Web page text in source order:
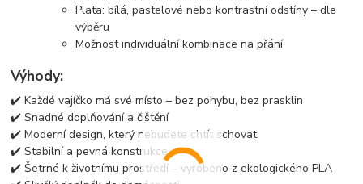
Plata: bílá, pastelové nebo kontrastní odstíny – dle
výběru
Možnost individuální kombinace na přání
Výhody:
✔️ Každé vajíčko má své místo – bez pohybu, bez prasklin
✔️ Snadné doplňování a čištění
✔️ Moderní design, který nebudete chtít schovat
✔️ Stabilní a pevná konstrukce
✔️ Šetrné k životnímu prostředí – vyrobeno z ekologického PLA